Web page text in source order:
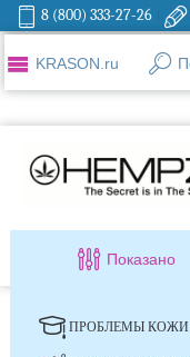
8 (800) 333-27-26
KRASON.ru
Показано
ПРОБЛЕМЫ